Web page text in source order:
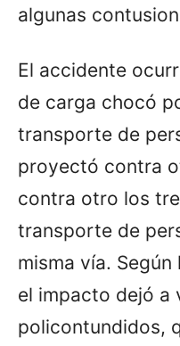
algunas
El accidente
de carga chocó
transporte de
proyectó contra
contra otro los
transporte de
misma vía.
el impacto dejó a
policontundidos,